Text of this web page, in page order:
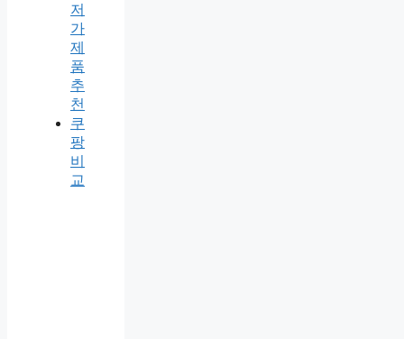
저
가
제
품
추
천
쿠
팡
비
교